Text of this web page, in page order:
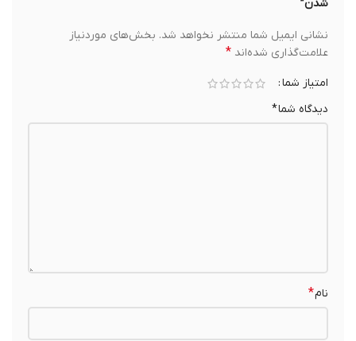
شدن”
نشانی ایمیل شما منتشر نخواهد شد. بخش‌های موردنیاز
علامت‌گذاری شده‌اند*
امتیاز شما
دیدگاه شما*